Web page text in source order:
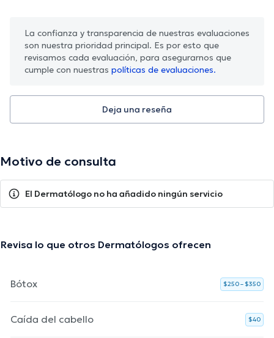
La confianza y transparencia de nuestras evaluaciones
son nuestra prioridad principal. Es por esto que
revisamos cada evaluación, para asegurarnos que
cumple con nuestras políticas de evaluaciones.
Deja una reseña
Motivo de consulta
El Dermatólogo no ha añadido ningún servicio
Revisa lo que otros Dermatólogos ofrecen
Bótox $250 – $350
Caída del cabello $40